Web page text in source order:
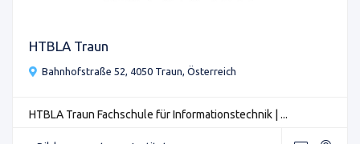
HTBLA Traun
Bahnhofstraße 52, 4050 Traun, Österreich
HTBLA Traun Fachschule für Informationstechnik | ...